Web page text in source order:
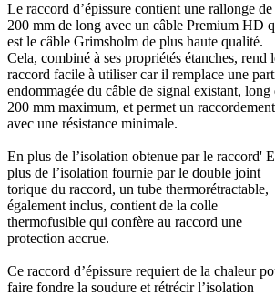
Le raccord d’épissure contient une rallonge de
200 mm de long avec un câble Premium HD
est le câble Grimsholm de plus haute qualité.
Cela, combiné à ses propriétés étanches, rend
raccord facile à utiliser car il remplace une
endommagée du câble de signal existant, long
200 mm maximum, et permet un raccordement
avec une résistance minimale.
En plus de l’isolation obtenue par le raccord'
plus de l’isolation fournie par le double joint
torique du raccord, un tube thermorétractable,
également inclus, contient de la colle
thermofusible qui confère au raccord une
protection accrue.
Ce raccord d’épissure requiert de la chaleur
faire fondre la soudure et rétrécir l’isolation